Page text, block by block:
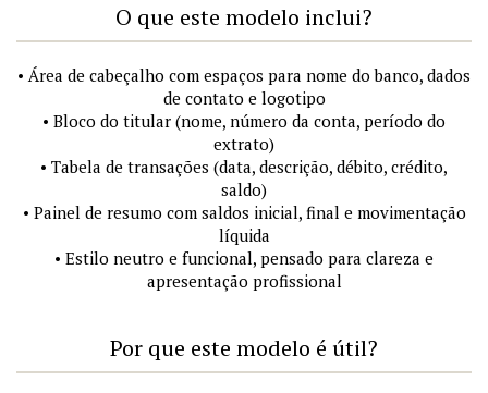
O que este modelo inclui?
• Área de cabeçalho com espaços para nome do banco, dados
de contato e logotipo
• Bloco do titular (nome, número da conta, período do
extrato)
• Tabela de transações (data, descrição, débito, crédito,
saldo)
• Painel de resumo com saldos inicial, final e movimentação
líquida
• Estilo neutro e funcional, pensado para clareza e
apresentação profissional
Por que este modelo é útil?